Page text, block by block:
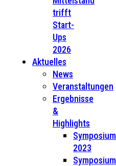
trifft
Start-
Ups
2026
Aktuelles
News
Veranstaltungen
Ergebnisse
&
Highlights
Symposium
2023
Symposium